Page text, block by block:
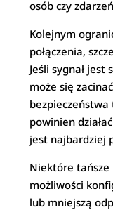
osób czy
Kolejnym
połączenia,
Jeśli sygnał jest
może się
powinien
jest najbardziej
Niektóre tańsze
możliwości
lub mniejszą